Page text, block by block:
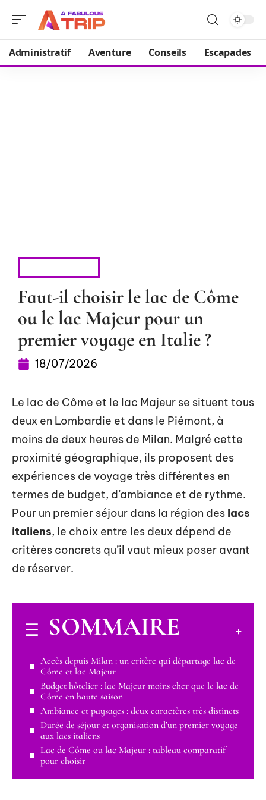
Administratif Aventure Conseils Escapades
Faut-il choisir le lac de Côme
ou le lac Majeur pour un
premier voyage en Italie ?
18/07/2026
Le lac de Côme et le lac Majeur se situent tous
deux en Lombardie et dans le Piémont, à
moins de deux heures de Milan. Malgré cette
proximité géographique, ils proposent des
expériences de voyage très différentes en
termes de budget, d’ambiance et de rythme.
Pour un premier séjour dans la région des lacs
italiens, le choix entre les deux dépend de
critères concrets qu’il vaut mieux poser avant
de réserver.
SOMMAIRE
Accès depuis Milan : un critère qui départage lac de
Côme et lac Majeur
Budget hôtelier : lac Majeur moins cher que le lac de
Côme en haute saison
Ambiance et paysages : deux caractères très distincts
Durée de séjour et organisation d’un premier voyage
aux lacs italiens
Lac de Côme ou lac Majeur : tableau comparatif
pour choisir